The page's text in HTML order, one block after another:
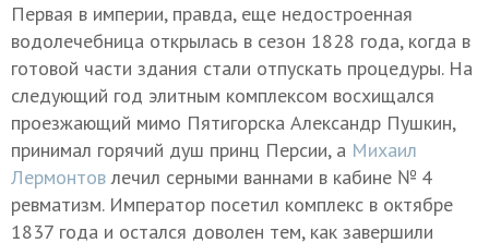
Первая в империи, правда, еще недостроенная
водолечебница открылась в сезон 1828 года, когда в
готовой части здания стали отпускать процедуры. На
следующий год элитным комплексом восхищался
проезжающий мимо Пятигорска Александр Пушкин,
принимал горячий душ принц Персии, а Михаил
Лермонтовлечил серными ваннами в кабине № 4
ревматизм. Император посетил комплекс в октябре
1837 года и остался доволен тем, как завершили